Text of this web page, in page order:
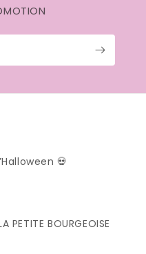
💀
BOURGEOISE